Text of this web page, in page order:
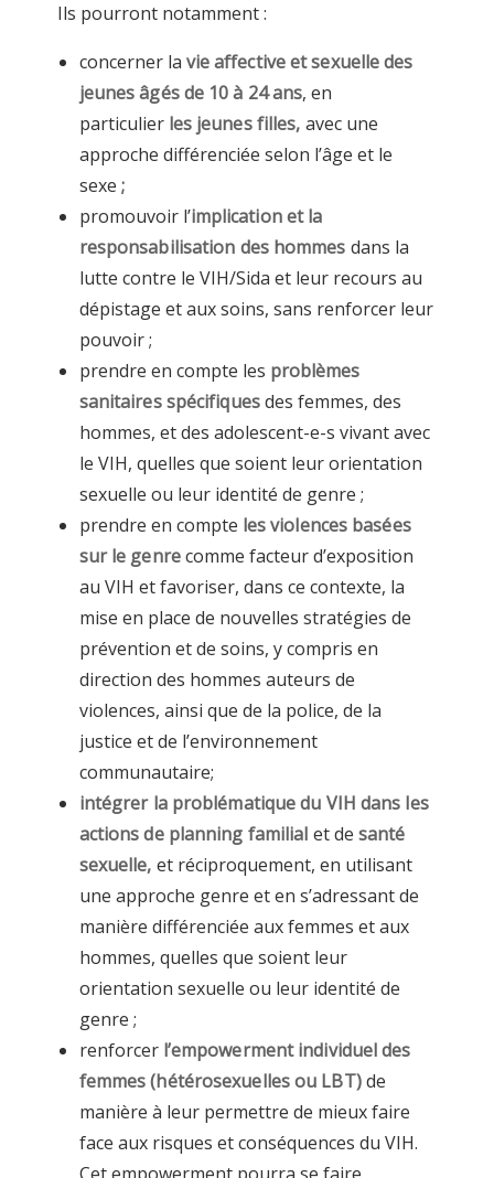
Ils pourront notamment :
concerner la vie affective et sexuelle des
jeunes âgés de 10 à 24 ans, en
particulier les jeunes filles, avec une
approche différenciée selon l’âge et le
sexe ;
promouvoir l’implication et la
responsabilisation des hommes dans la
lutte contre le VIH/Sida et leur recours au
dépistage et aux soins, sans renforcer leur
pouvoir ;
prendre en compte les problèmes
sanitaires spécifiquesdes femmes, des
hommes, et des adolescent-e-s vivant avec
le VIH, quelles que soient leur orientation
sexuelle ou leur identité de genre ;
prendre en compte les violences basées
sur le genrecomme facteur d’exposition
au VIH et favoriser, dans ce contexte, la
mise en place de nouvelles stratégies de
prévention et de soins, y compris en
direction des hommes auteurs de
violences, ainsi que de la police, de la
justice et de l’environnement
communautaire;
intégrer la problématique du VIH dans les
actions de planning familial et de santé
sexuelle, et réciproquement, en utilisant
une approche genre et en s’adressant de
manière différenciée aux femmes et aux
hommes, quelles que soient leur
orientation sexuelle ou leur identité de
genre ;
renforcerl’empowerment individuel des
femmes (hétérosexuelles ou LBT)de
manière à leur permettre de mieux faire
face aux risques et conséquences du VIH.